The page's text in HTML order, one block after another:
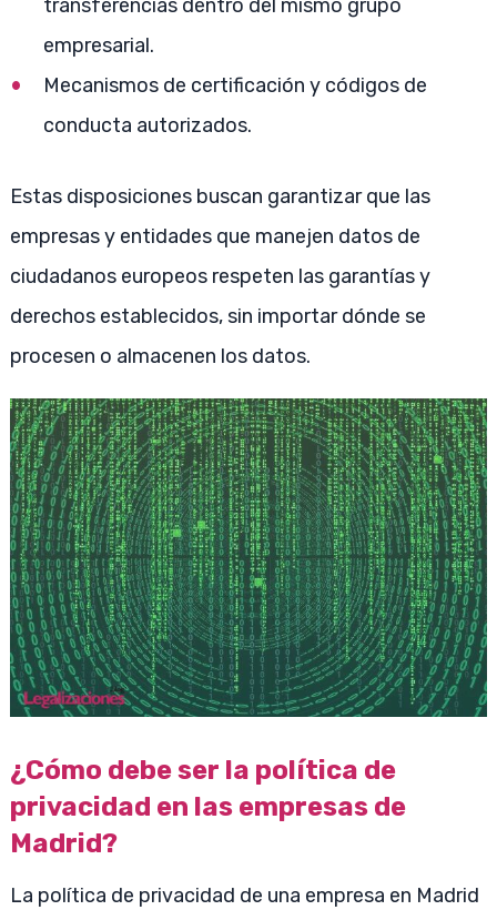
transferencias dentro del mismo grupo
empresarial.
Mecanismos de certificación y códigos de
conducta autorizados.
Estas disposiciones buscan garantizar que las
empresas y entidades que manejen datos de
ciudadanos europeos respeten las garantías y
derechos establecidos, sin importar dónde se
procesen o almacenen los datos.
¿Cómo debe ser la política de
privacidad en las empresas de
Madrid?
La política de privacidad de una empresa en Madrid